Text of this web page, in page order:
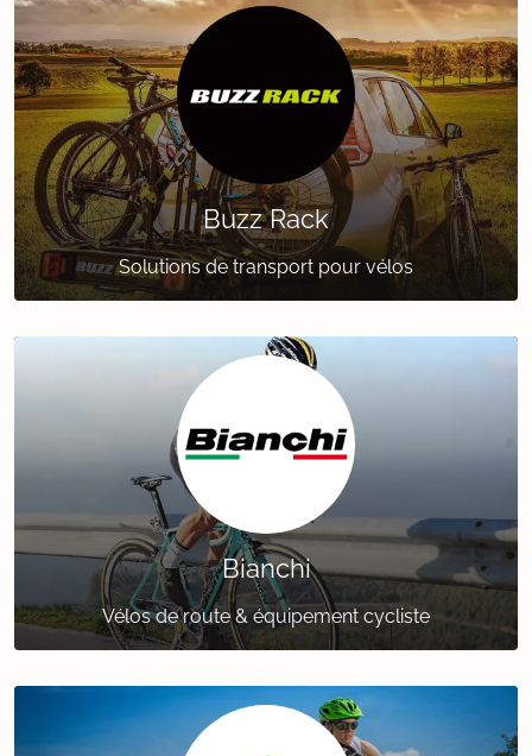
Buzz Rack
Solutions de transport pour vélos
Bianchi
Vélos de route & équipement cycliste